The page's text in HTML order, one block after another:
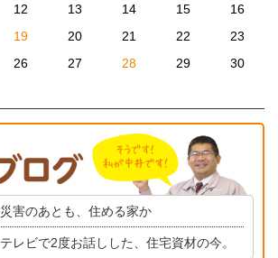
12 13 14 15
16
19 20 21 22
23
26 27 28 29
30
災害のあとも、住める家か
テレビで2度お話しした、住宅資材の今。